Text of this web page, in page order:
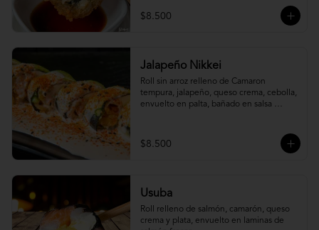
$8.500
Jalapeño Nikkei
Roll sin arroz relleno de Camaron
tempura, jalapeño, queso crema, cebolla,
envuelto en palta, bañado en salsa
$8.500
Usuba
Roll relleno de salmón, camarón, queso
crema y plata, envuelto en laminas de